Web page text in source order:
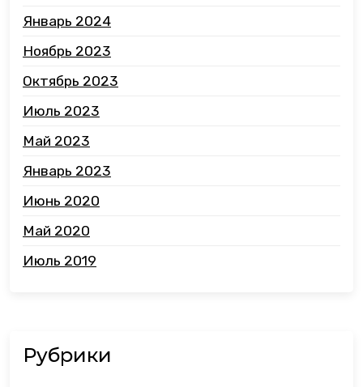
Январь 2024
Ноябрь 2023
Октябрь 2023
Июль 2023
Май 2023
Январь 2023
Июнь 2020
Май 2020
Июль 2019
Рубрики